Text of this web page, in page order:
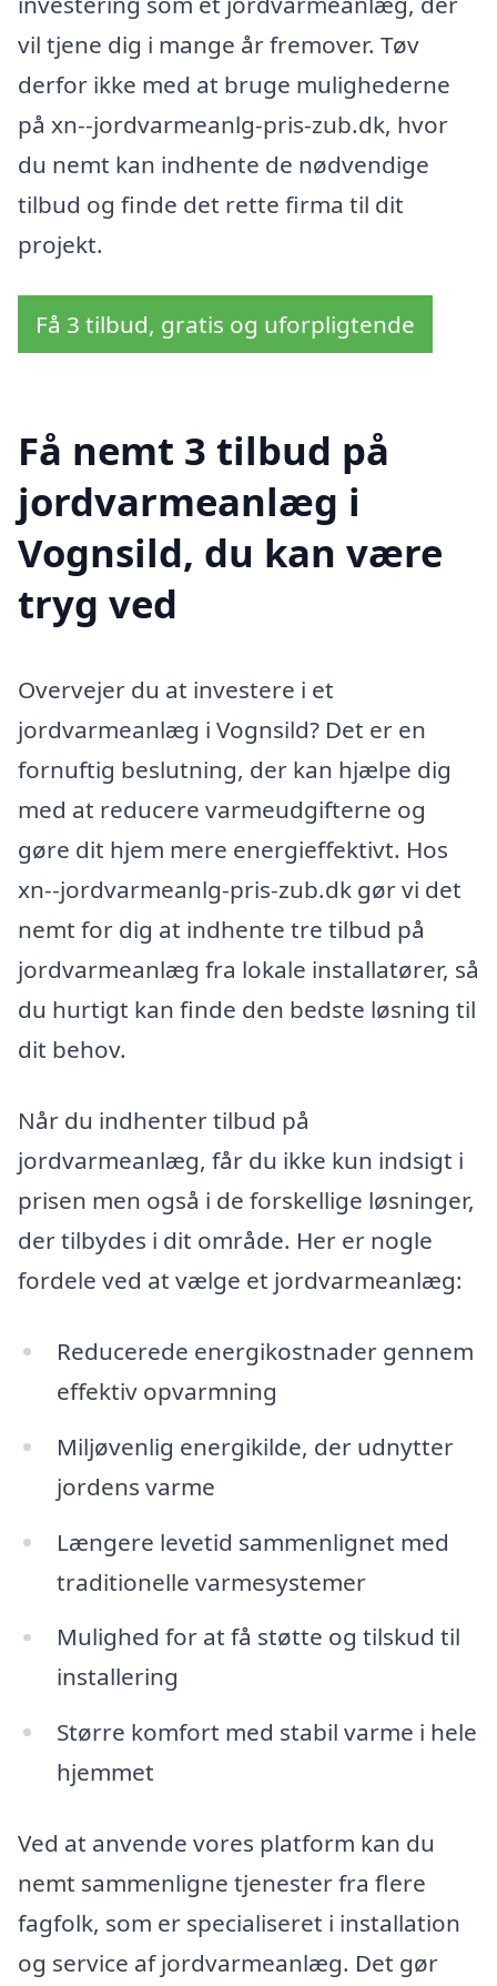
vil tjene dig i mange år fremover. Tøv
derfor ikke med at bruge mulighederne
på xn--jordvarmeanlg-pris-zub.dk, hvor
du nemt kan indhente de nødvendige
tilbud og finde det rette firma til dit
projekt.
Få 3 tilbud, gratis og uforpligtende
Få nemt 3 tilbud på
jordvarmeanlæg i
Vognsild, du kan være
tryg ved
Overvejer du at investere i et
jordvarmeanlæg i Vognsild? Det er en
fornuftig beslutning, der kan hjælpe dig
med at reducere varmeudgifterne og
gøre dit hjem mere energieffektivt. Hos
xn--jordvarmeanlg-pris-zub.dk gør vi det
nemt for dig at indhente tre tilbud på
jordvarmeanlæg fra lokale installatører, så
du hurtigt kan finde den bedste løsning til
dit behov.
Når du indhenter tilbud på
jordvarmeanlæg, får du ikke kun indsigt i
prisen men også i de forskellige løsninger,
der tilbydes i dit område. Her er nogle
fordele ved at vælge et jordvarmeanlæg:
Reducerede energikostnader gennem
effektiv opvarmning
Miljøvenlig energikilde, der udnytter
jordens varme
Længere levetid sammenlignet med
traditionelle varmesystemer
Mulighed for at få støtte og tilskud til
installering
Større komfort med stabil varme i hele
hjemmet
Ved at anvende vores platform kan du
nemt sammenligne tjenester fra flere
fagfolk, som er specialiseret i installation
og service af jordvarmeanlæg. Det gør